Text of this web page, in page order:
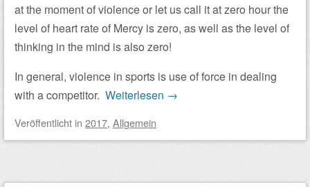
at the moment of violence or let us call it at zero hour the
level of heart rate of Mercy is zero, as well as the level of
thinking in the mind is also zero!
In general, violence in sports is use of force in dealing
with a competitor. Weiterlesen →
Veröffentlicht in 2017, Allgemein